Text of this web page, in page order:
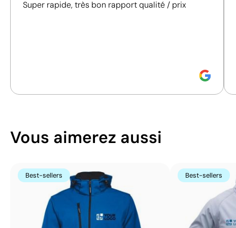
responsables.
Super rapide, très bon rapport qualité / prix
Vous aimerez aussi
Best-sellers Best-sellers